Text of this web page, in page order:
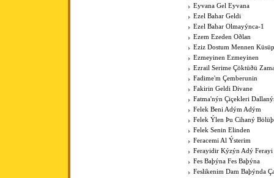
Eyvana Gel Eyvana
Ezel Bahar Geldi
Ezel Bahar Olmayýnca-1
Ezem Ezeden Oðlan
Eziz Dostum Mennen
Ezmeyinen Ezmeyinen
Ezrail Serime Çöktüðü
Fadime'm Çemberunin
Fakirin Geldi Divane
Fatma'nýn Çiçekleri
Felek Beni Adým Adým
Felek Ýlen Þu Cihaný
Felek Senin Elinden
Feracemi Al Ýsterim
Ferayidir Kýzýn Adý Ferayi
Fes Baþýna Fes Baþýna
Feslikenim Dam Baþýnda